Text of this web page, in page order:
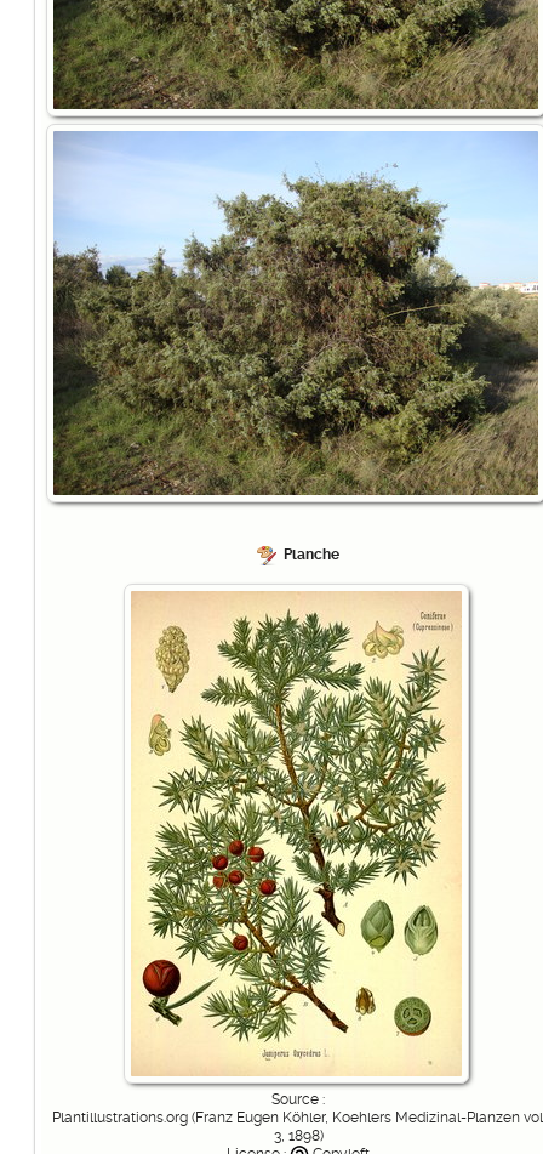
Planche
Source :
Plantillustrations.org (Franz Eugen Köhler, Koehlers Medizinal-Planzen
3, 1898)